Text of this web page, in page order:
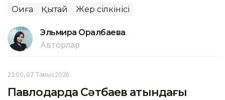
Оқиға Қытай Жер сілкінісі
Эльмира Оралбаева
Авторлар
22:00, 07 Тамыз 2026
Павлодарда Сәтбаев атындағы